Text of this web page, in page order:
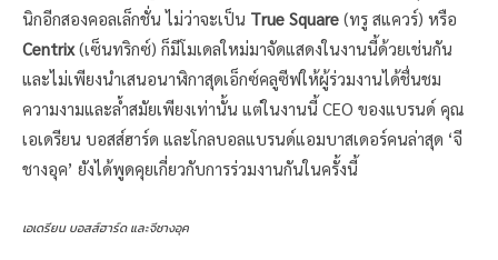
นิกอีกสองคอลเล็กชั่น ไม่ว่าจะเป็น True Square (ทรู สแควร์​) หรือ
Centrix(เซ็นทริกซ์) ก็มีโมเดลใหม่มาจัดแสดงในงานนี้ด้วยเช่นกัน
และไม่เพียงนำเสนอนาฬิกาสุดเอ็กซ์คลูซีฟให้ผู้ร่วมงานได้ชื่นชม
ความงามและล้ำสมัยเพียงเท่านั้น แต่ในงานนี้ CEO ของแบรนด์ คุณ
เอเดรียน บอสส์ฮาร์ด และโกลบอลแบรนด์แอมบาสเดอร์คนล่าสุด ‘จี
ชางอุค’ ยังได้พูดคุยเกี่ยวกับการร่วมงานกันในครั้งนี้
เอเดรียน บอสส์ฮาร์ด และจีชางอุค